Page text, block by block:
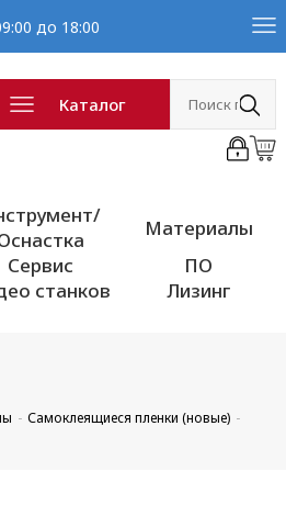
до 18:00
Каталог
Материалы
Сервис
ПО
станков Лизинг
Самоклеящиеся пленки (новые)